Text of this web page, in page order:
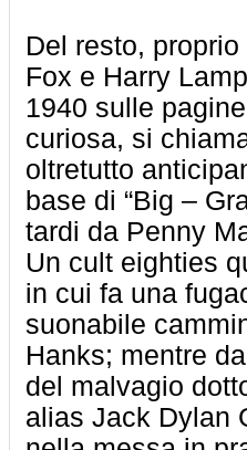
Del resto,
Fox e Harry
1940 sulle
curiosa, si
oltretutto
base di “Big –
tardi da Penny
Un cult eighties
in cui fa una
suonabile
Hanks; mentre
del malvagio
alias Jack Dylan